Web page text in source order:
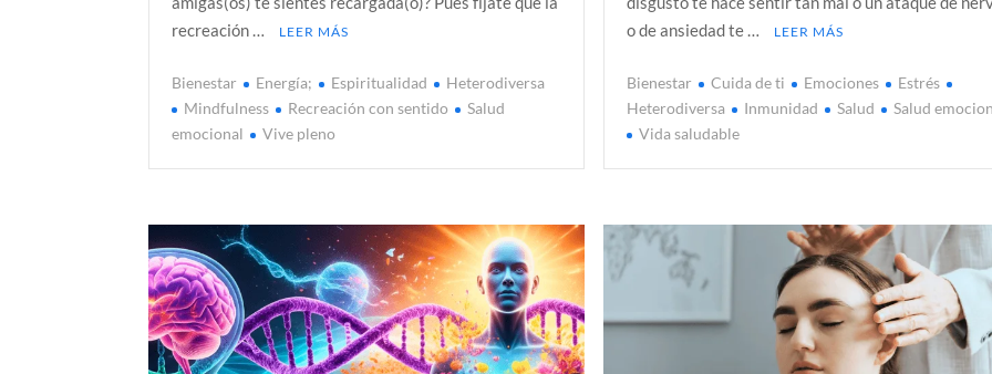
recreación …
LEER MÁS
Bienestar Energía; Espiritualidad
Heterodiversa
Mindfulness
Recreación con sentido
Salud
emocional
Vive pleno
o de ansiedad te …
LEER MÁS
Bienestar Cuida de ti Emociones
Estrés
Heterodiversa
Inmunidad Salud
Salud
Vida saludable